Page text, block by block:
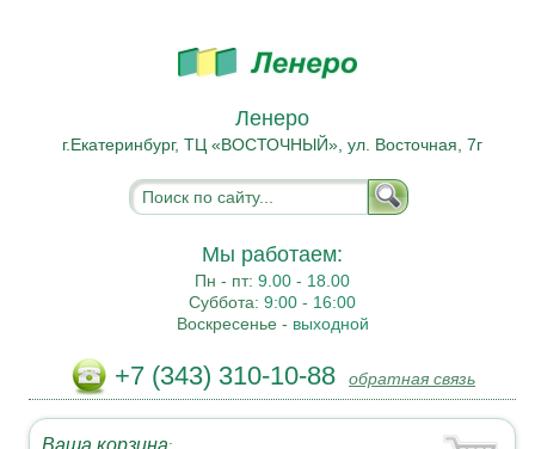
Ленеро
г.Екатеринбург, ТЦ «ВОСТОЧНЫЙ», ул. Восточная, 7г
Мы работаем:
Пн - пт:9.00 - 18.00
Суббота:9:00 - 16:00
Воскресенье - выходной
+7 (343) 310-10-88 обратная связь
Ваша корзина